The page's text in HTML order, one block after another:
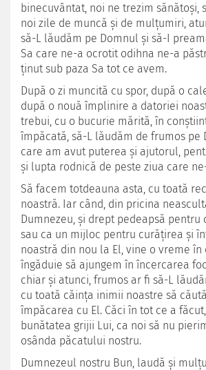
binecuvântat, noi ne trezim sănătoşi,
noi zile de muncă şi de mulţumiri,
să-L lăudăm pe Domnul şi să-I
Sa care ne-a ocrotit odihna ne-a
ţinut sub paza Sa tot ce avem.
După o zi muncită cu spor, după o
după o nouă împlinire a datoriei
trebui, cu o bucurie mărită, în
împăcată, să-L lăudăm de frumos pe
care am avut puterea şi ajutorul,
şi lupta rodnică de peste ziua care
Să facem totdeauna asta, cu toată
noastră. Iar când, din pricina
Dumnezeu, şi drept pedeapsă pentru
sau ca un mijloc pentru curăţirea şi
noastră din nou la El, vine o vreme în
îngăduie să ajungem în încercarea
chiar şi atunci, frumos ar fi să-L
cu toată căinţa inimii noastre să
împăcarea cu El. Căci în tot ce a
bunătatea grijii Lui, ca noi să nu
osânda păcatului nostru.
Dumnezeul nostru Bun, laudă şi